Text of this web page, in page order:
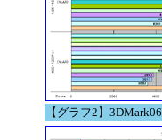
【グラフ2】